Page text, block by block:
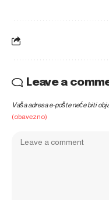
Leave a
Vaša adresa e-pošte neće biti
(obavezno)